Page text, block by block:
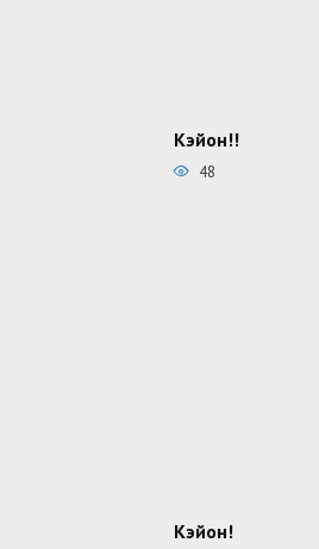
Кэйон!!
48
Кэйон!